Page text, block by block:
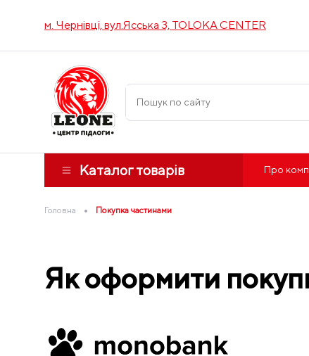
м. Чернівці, вул.Ясська 3, TOLOKA CENTER
Каталог товарів Про
Головна • Покупка частинами
Як оформити